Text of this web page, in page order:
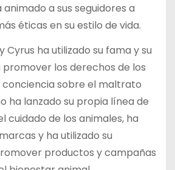
a sus seguidores a
éticas en su estilo de vida.
Cyrus ha utilizado su fama y su
los derechos de los
sobre el maltrato
ha lanzado su propia línea de
cuidado de los animales, ha
y ha utilizado su
productos y campañas